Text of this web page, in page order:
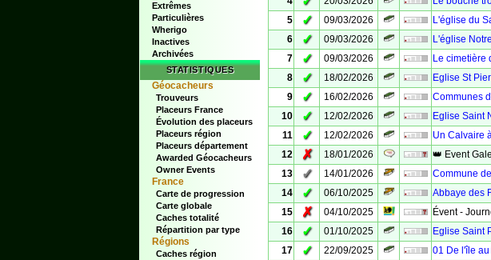
Extrêmes
Particulières
Wherigo
Inactives
Archivées
STATISTIQUES
Géocacheurs
Trouveurs
Placeurs France
Évolution des placeurs
Placeurs région
Placeurs département
Awarded Géocacheurs
Owner Events
France
Carte de progression
Carte globale
Caches totalité
Répartition par type
Régions
Caches région
5
✓ 09/03/2026
L'église du
6
✓ 09/03/2026
L'église
7
✓ 09/03/2026
Le cimetière
8
✓ 18/02/2026
Eglise St
9
✓ 16/02/2026
Communes
10
✓ 12/02/2026
Eglise Saint
11
✓ 12/02/2026
Un Calvaire
12
✗ 18/01/2026
👑 Event
13
✓ 14/01/2026
Commune
14
✓ 06/10/2025
Abbaye des
15
✗ 04/10/2025
Évent -
16
✓ 01/10/2025
Eglise Saint
17
✓ 22/09/2025
01 De l'île